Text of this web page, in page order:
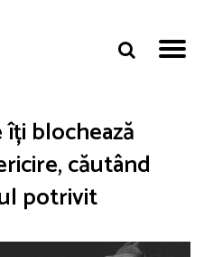
blochează
căutând
potrivit